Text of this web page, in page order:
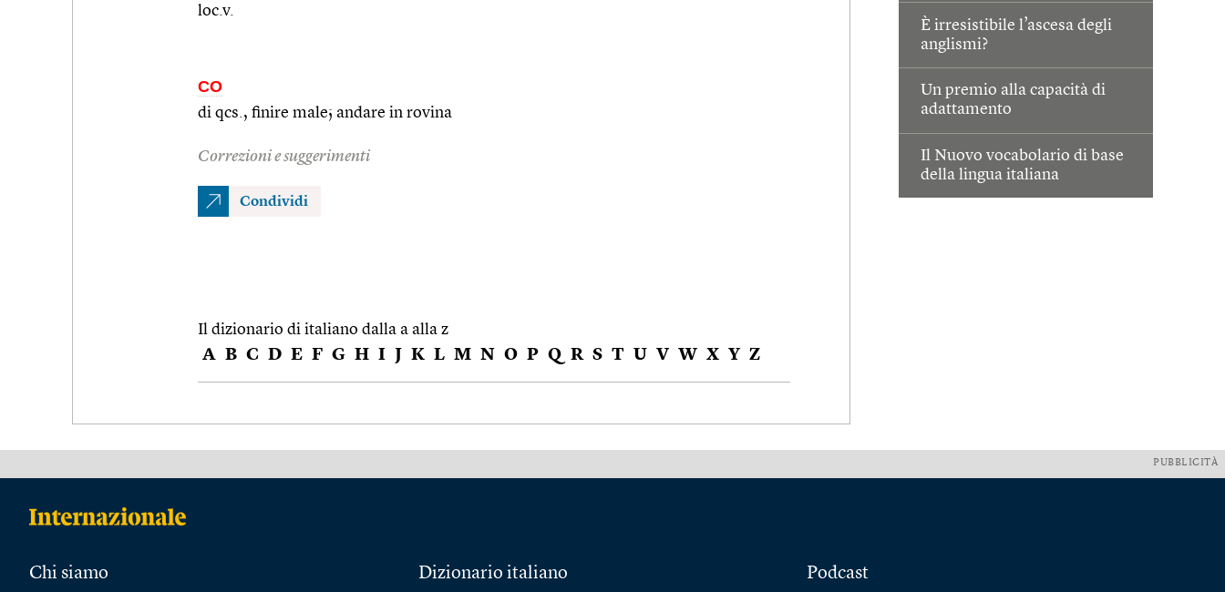
È irresistibile l’ascesa degli
anglismi?
Un premio alla capacità di
adattamento
Il Nuovo vocabolario di base
della lingua italiana
loc.v.
CO
di qcs., finire male; andare in rovina
Correzioni e suggerimenti
Condividi
Il dizionario di italiano dalla a alla z
A B C D E F G H I J K L M N O P Q R S T U V W X Y Z
PUBBLICITÀ
Chi siamo Dizionario italiano Podcast